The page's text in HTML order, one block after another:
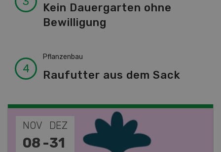
Kein Dauergarten ohne
Bewilligung
Pflanzenbau
Raufutter aus dem Sack
NOV
19 -
JAN
28